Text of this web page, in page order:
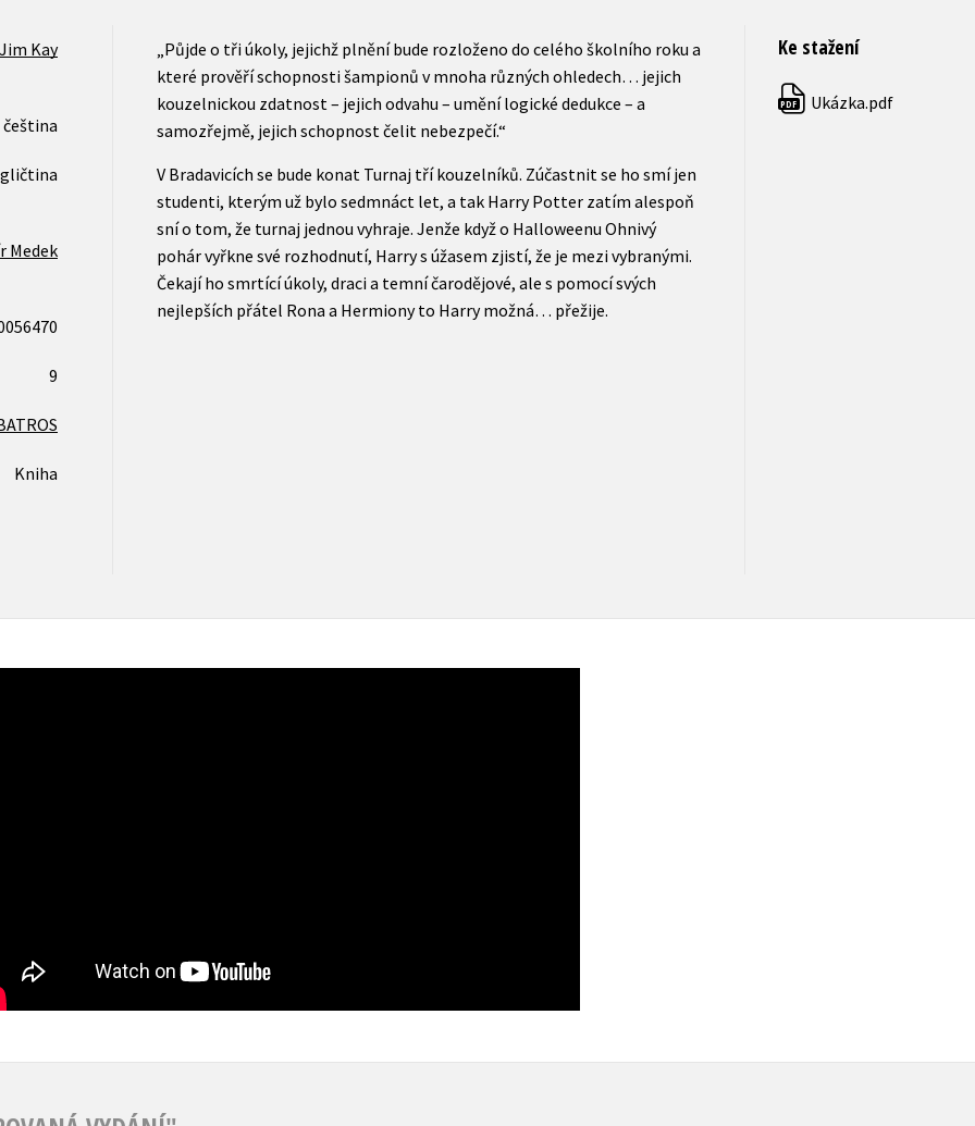
Jim Kay
čeština
Medek
9
Kniha
„Půjde o tři úkoly, jejichž plnění bude rozloženo do celého školního roku a
které prověří schopnosti šampionů v mnoha různých ohledech… jejich
kouzelnickou zdatnost – jejich odvahu – umění logické dedukce – a
samozřejmě, jejich schopnost čelit nebezpečí.“
V Bradavicích se bude konat Turnaj tří kouzelníků. Zúčastnit se ho smí jen
studenti, kterým už bylo sedmnáct let, a tak Harry Potter zatím alespoň
sní o tom, že turnaj jednou vyhraje. Jenže když o Halloweenu Ohnivý
pohár vyřkne své rozhodnutí, Harry s úžasem zjistí, že je mezi vybranými.
Čekají ho smrtící úkoly, draci a temní čarodějové, ale s pomocí svých
nejlepších přátel Rona a Hermiony to Harry možná… přežije.
Ke stažení
PDF Ukázka.pdf